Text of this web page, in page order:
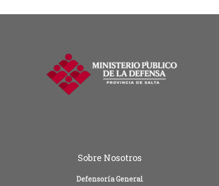
Sobre Nosotros
Defensoría General